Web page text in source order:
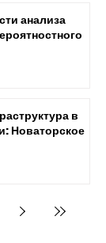
анализа
в